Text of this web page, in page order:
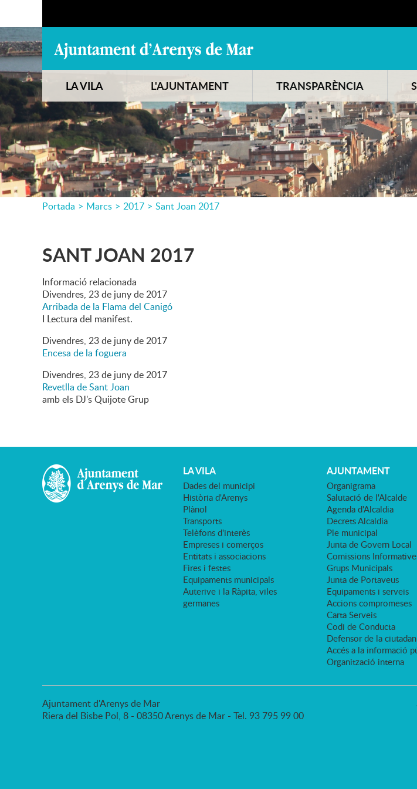
LA VILA L'AJUNTAMENT TRANSPARÈNCIA
Portada > Marcs > 2017 > Sant Joan 2017
SANT JOAN 2017
Informació relacionada
Divendres, 23de junyde2017
Arribada de la Flama del Canigó
I Lectura del manifest.
Divendres, 23de junyde2017
Encesa de la foguera
Divendres, 23de junyde2017
Revetlla de Sant Joan
amb els DJ's Quijote Grup
LA VILA
Dades del municipi
Història d'Arenys
Plànol
Transports
Telèfons d'interès
Empreses i comerços
Entitats i associacions
Fires i festes
Equipaments municipals
Auterive i la Ràpita, viles
germanes
AJUNTAMENT
Organigrama
Salutació de l'Alcalde
Agenda d'Alcaldia
Decrets Alcaldia
Ple municipal
Junta de Govern Local
Comissions
Grups Municipals
Junta de Portaveus
Equipaments i serveis
Accions compromeses
Carta Serveis
Codi de Conducta
Defensor de la
Accés a la informació
Organització interna
Ajuntament d'Arenys de Mar
Riera del Bisbe Pol, 8 - 08350 Arenys de Mar - Tel. 93 795 99 00